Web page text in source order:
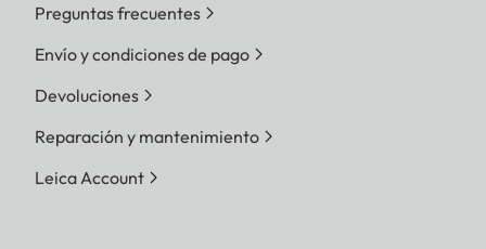
Preguntas frecuentes
Envío y condiciones de pago
Devoluciones
Reparación y mantenimiento
Leica Account